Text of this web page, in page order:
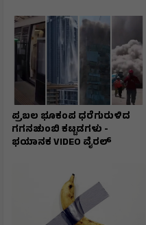
ಪ್ರಬಲ ಭೂಕಂಪ ಧರೆಗುರುಳಿದ
ಗಗನಚುಂಬಿ ಕಟ್ಟಡಗಳು -
ಭಯಾನಕ VIDEO ವೈರಲ್